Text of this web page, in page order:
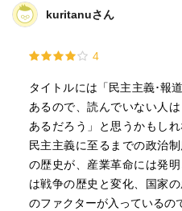
kuritanuさん
4
タイトルには「民主主義･報
あるので、読んでいない人
あるだろう」と思うかもし
民主主義に至るまでの政治
の歴史が、産業革命には発
は戦争の歴史と変化、国家
のファクターが入っているの